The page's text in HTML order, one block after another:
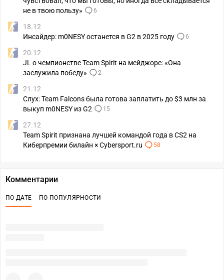
не в твою пользу»
6
18.12
Инсайдер: m0NESY останется в G2 в 2025 году
6
20.12
JL о чемпионстве Team Spirit на мейджоре: «Она
заслужила победу»
2
21.12
Слух: Team Falcons была готова заплатить до $3 млн за
выкуп m0NESY из G2
15
27.12
Team Spirit признана лучшей командой года в CS2 на
Киберпремии билайн × Cybersport.ru
58
Комментарии
ПО ДАТЕ ПО ПОПУЛЯРНОСТИ